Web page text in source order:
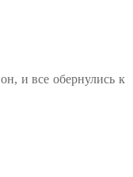
и все обернулись к